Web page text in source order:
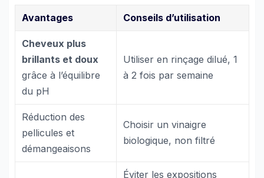
Avantages Conseils d’utilisation
Cheveux plus
brillants et doux
grâce à l’équilibre
du pH
Utiliser en rinçage dilué, 1
à 2 fois par semaine
Réduction des
pellicules et
démangeaisons
Choisir un vinaigre
biologique, non filtré
Éviter les expositions